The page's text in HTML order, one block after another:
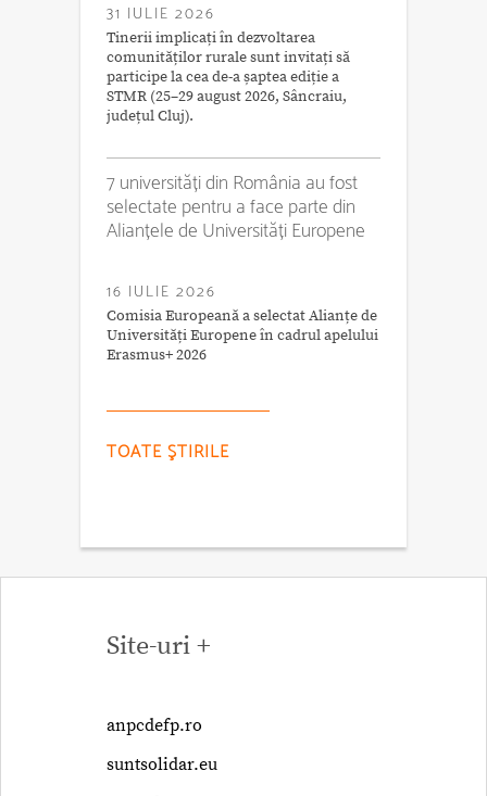
31 IULIE 2026
Tinerii implicați în dezvoltarea
comunităților rurale sunt invitați să
participe la cea de-a șaptea ediție a
STMR (25–29 august 2026, Sâncraiu,
județul Cluj).
7 universități din România au fost
selectate pentru a face parte din
Alianțele de Universități Europene
16 IULIE 2026
Comisia Europeană a selectat Alianțe de
Universități Europene în cadrul apelului
Erasmus+ 2026
TOATE ŞTIRILE
Site-uri +
anpcdefp.ro
suntsolidar.eu